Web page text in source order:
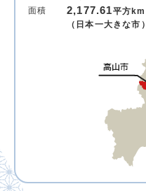
面積
2,177.61平方km
（日本一大きな市）